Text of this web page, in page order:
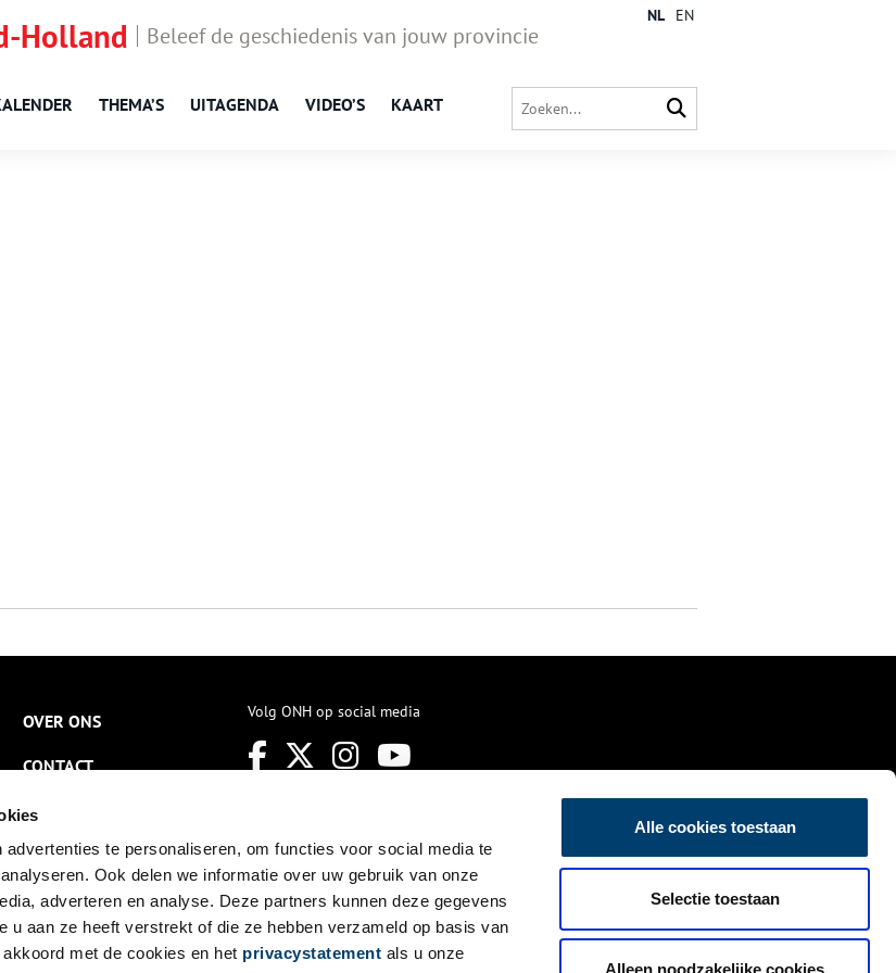
te personaliseren, om functies voor social media te
Ook delen we informatie over uw gebruik van onze
adverteren en analyse. Deze partners kunnen deze gegevens
u aan ze heeft verstrekt of die ze hebben verzameld op basis van
met de cookies en het privacystatement als u onze
Alle cookies toestaan
Selectie toestaan
Alleen noodzakelijke cookies
Holland Beleef de geschiedenis van jouw provincie
THEMA’S UITAGENDA VIDEO’S KAART
NL EN
OVER ONS
CONTACT
NIEUWSBRIEF
DISCLAIMER
PRIVACY
TOEGANKELIJKHEID
Volg ONH op social media